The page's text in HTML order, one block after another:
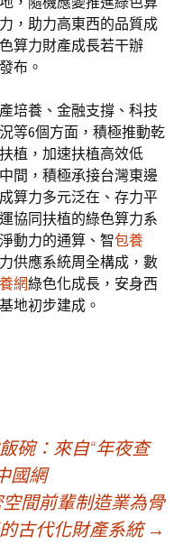
，助力高東西的品質成
算力財產成長若干辦
布。
培養、金融支撐、科技
等6個方面，積極推動乾
植，加速扶植高效低
間，積極承接台灣東邊
算力多元泛在、存力平
協同扶植的綠色算力系
動力的通算、智包養
供應系統周全構成，數
網綠色化成長，安身西
地初步建成。
碗：來自“年夜查
國網
間前輩制造業為骨
古代化財產系統 →